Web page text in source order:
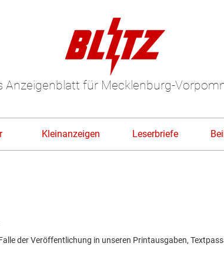
Anzeigenblatt für Mecklenburg-
Kleinanzeigen Leserbriefe
der Veröffentlichung in unseren Printausgaben,